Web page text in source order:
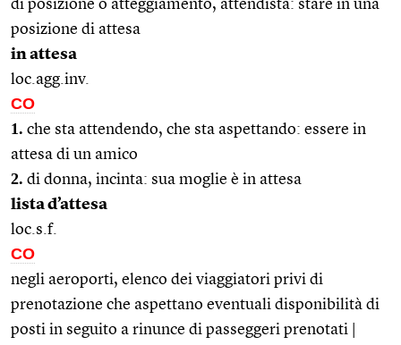
di posizione o atteggiamento, attendista: stare in una
posizione di attesa
in attesa
loc.agg.inv.
CO
1. che sta attendendo, che sta aspettando: essere in
attesa di un amico
2. di donna, incinta: sua moglie è in attesa
lista d’attesa
loc.s.f.
CO
negli aeroporti, elenco dei viaggiatori privi di
prenotazione che aspettano eventuali disponibilità di
posti in seguito a rinunce di passeggeri prenotati |